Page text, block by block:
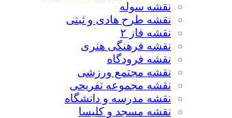
نقشه سوله
نقشه طرح هادی و ثبتی
نقشه فاز ۲
نقشه فرهنگی هنری
نقشه فرودگاه
نقشه مجتمع ورزشی
نقشه مجموعه تفریحی
نقشه مدرسه و دانشگاه
نقشه مسجد و کلیسا